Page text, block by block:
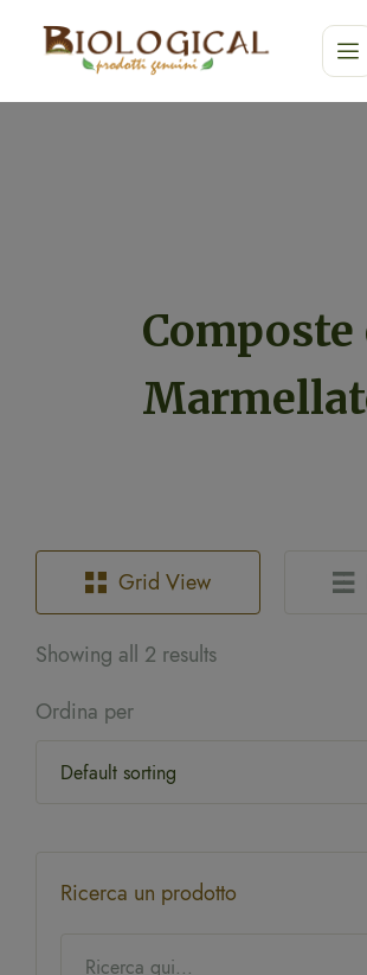
Composte
Grid View
Showing all 2 results
Ordina per
Ricerca un prodotto